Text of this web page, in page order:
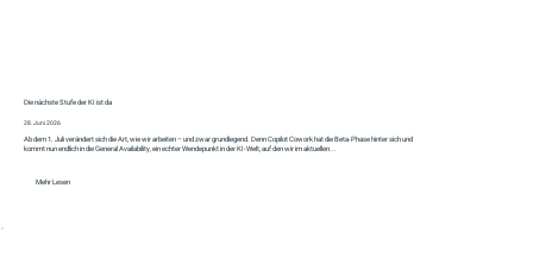
Die nächste Stufe der KI ist da
28. Juni 2026
Ab dem 1. Juli verändert sich die Art, wie wir arbeiten – und zwar grundlegend. Denn Copilot Cowork hat die Beta-Phase hinter sich und
kommt nun endlich in die General Availability, ein echter Wendepunkt in der KI-Welt, auf den wir im aktuellen...
Mehr Lesen